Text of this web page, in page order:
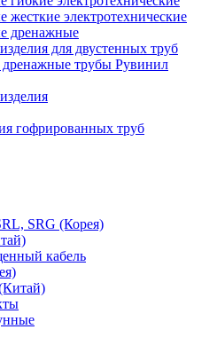
жесткие электротехнические
дренажные
для двустенных труб
трубы Рувинил
гофрированных труб
SRG (Корея)
кабель